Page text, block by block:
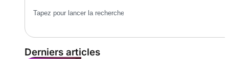
Derniers articles